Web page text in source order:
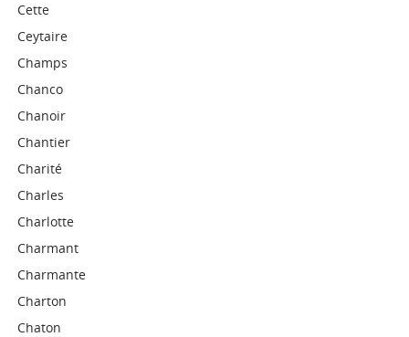
Cette
Ceytaire
Champs
Chanco
Chanoir
Chantier
Charité
Charles
Charlotte
Charmant
Charmante
Charton
Chaton